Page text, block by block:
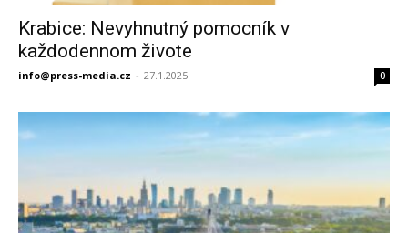
Krabice: Nevyhnutný pomocník v
každodennom živote
info@press-media.cz - 27.1.2025 0